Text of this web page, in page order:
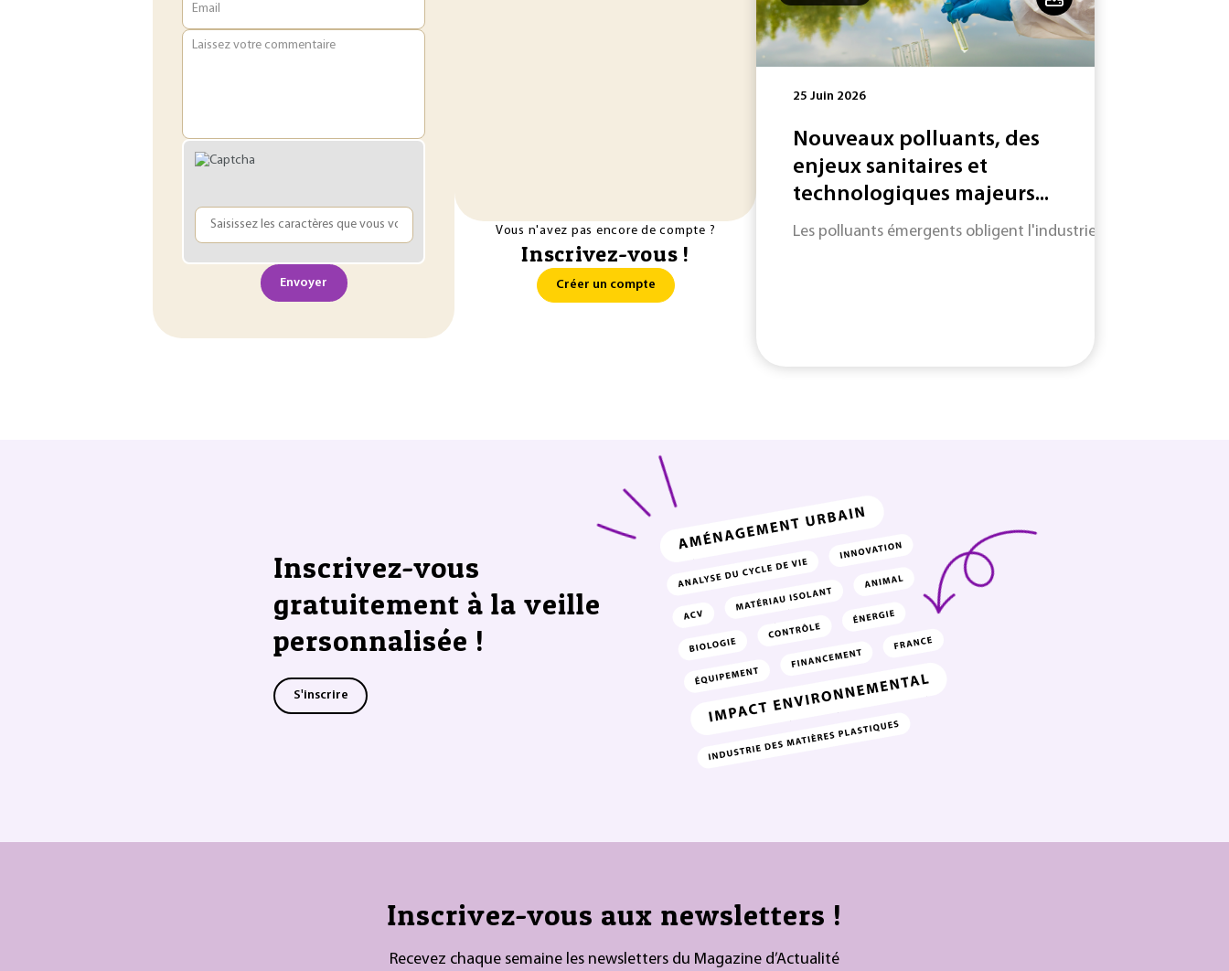
Email
Laissez votre commentaire
Envoyer
Vous n'avez pas encore de compte ?
Inscrivez-vous !
Créer un compte
25 Juin 2026
Nouveaux polluants, des
enjeux sanitaires et
technologiques majeurs...
Les polluants émergents obligent l'industrie à adapter des
Inscrivez-vous
gratuitement à la veille
personnalisée !
S'inscrire
Inscrivez-vous aux newsletters !
Recevez chaque semaine les newsletters du Magazine d’Actualité